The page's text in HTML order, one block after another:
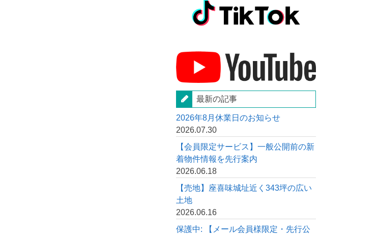
最新の記事
2026年8月休業日のお知らせ
2026.07.30
【会員限定サービス】一般公開前の新
着物件情報を先行案内
2026.06.18
【売地】座喜味城址近く343坪の広い
土地
2026.06.16
保護中: 【メール会員様限定・先行公